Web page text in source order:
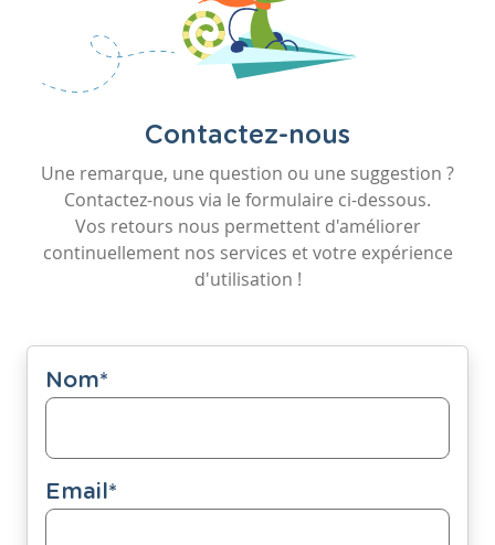
Contactez-nous
Une remarque, une question ou une suggestion ?
Contactez-nous via le formulaire ci-dessous.
Vos retours nous permettent d'améliorer
continuellement nos services et votre expérience
d'utilisation !
Nom*
Email*